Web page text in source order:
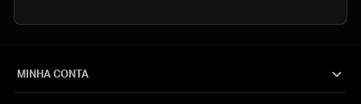
MINHA CONTA